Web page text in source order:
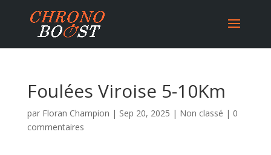
Foulées Viroise 5-10Km
par Floran Champion | Sep 20, 2025 | Non classé | 0
commentaires